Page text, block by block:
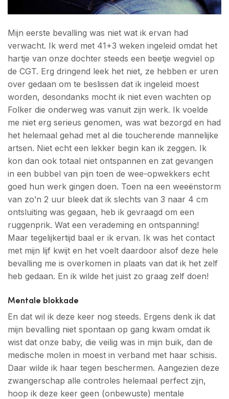
Mijn eerste bevalling was niet wat ik ervan had
verwacht. Ik werd met 41+3 weken ingeleid omdat het
hartje van onze dochter steeds een beetje wegviel op
de CGT. Erg dringend leek het niet, ze hebben er uren
over gedaan om te beslissen dat ik ingeleid moest
worden, desondanks mocht ik niet even wachten op
Folker die onderweg was vanuit zijn werk. Ik voelde
me niet erg serieus genomen, was wat bezorgd en had
het helemaal gehad met al die toucherende mannelijke
artsen. Niet echt een lekker begin kan ik zeggen. Ik
kon dan ook totaal niet ontspannen en zat gevangen
in een bubbel van pijn toen de wee-opwekkers echt
goed hun werk gingen doen. Toen na een weeënstorm
van zo’n 2 uur bleek dat ik slechts van 3 naar 4 cm
ontsluiting was gegaan, heb ik gevraagd om een
ruggenprik. Wat een verademing en ontspanning!
Maar tegelijkertijd baal er ik ervan. Ik was het contact
met mijn lijf kwijt en het voelt daardoor alsof deze hele
bevalling me is overkomen in plaats van dat ik het zelf
heb gedaan. En ik wilde het juist zo graag zelf doen!
Mentale blokkade
En dat wil ik deze keer nog steeds. Ergens denk ik dat
mijn bevalling niet spontaan op gang kwam omdat ik
wist dat onze baby, die veilig was in mijn buik, dan de
medische molen in moest in verband met haar schisis.
Daar wilde ik haar tegen beschermen. Aangezien deze
zwangerschap alle controles helemaal perfect zijn,
hoop ik deze keer geen (onbewuste) mentale